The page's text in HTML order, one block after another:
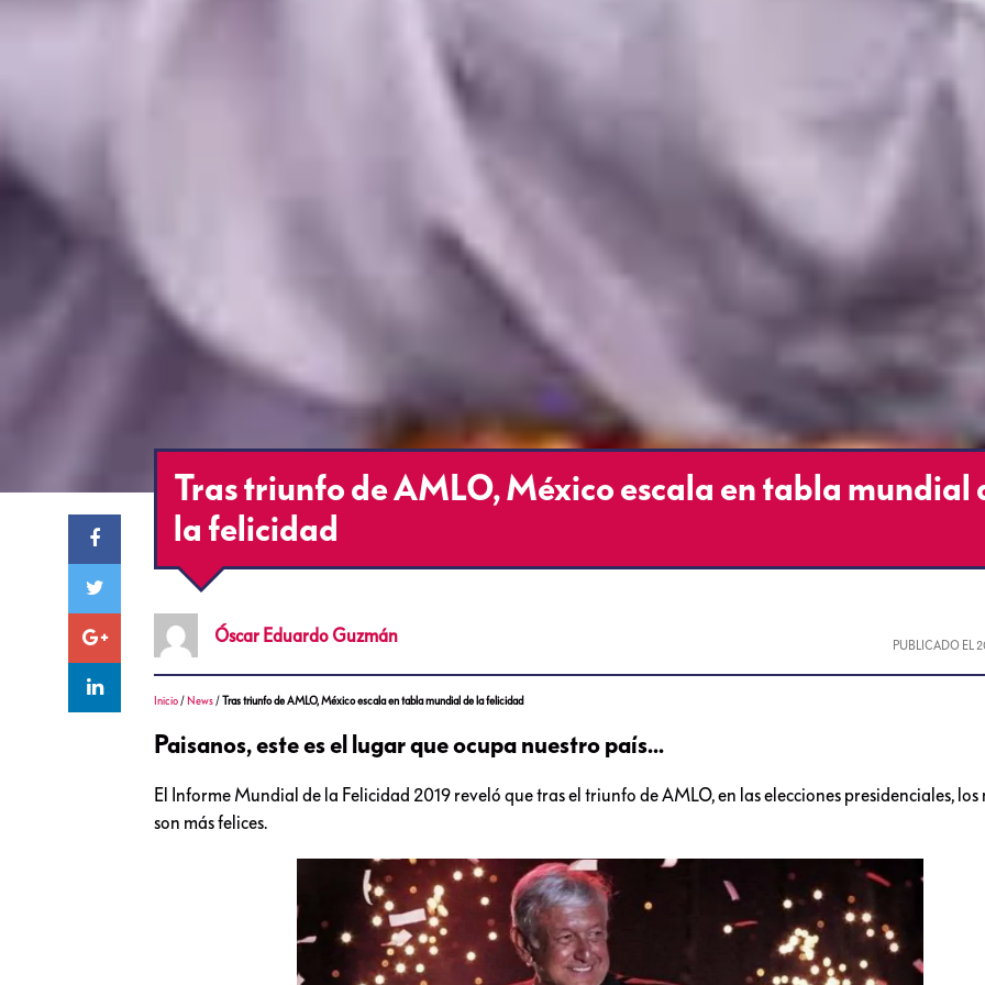
Tras triunfo de AMLO, México escala en tabla mundial
la felicidad
Óscar Eduardo Guzmán PUBLICADO EL
Inicio / News /Tras triunfo de AMLO, México escala en tabla mundial de la felicidad
Paisanos, este es el lugar que ocupa nuestro país...
El Informe Mundial de la Felicidad 2019 reveló que tras el triunfo de AMLO, en las elecciones presidenciales, los
son más felices.